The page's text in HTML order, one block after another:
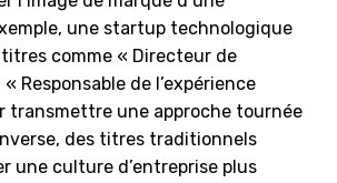
une startup technologique
comme « Directeur de
Responsable de l’expérience
transmettre une approche tournée
des titres traditionnels
une culture d’entreprise plus